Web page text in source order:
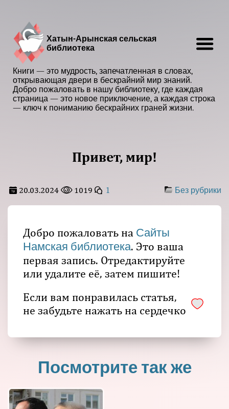
Хатын-Арынская сельская
библиотека
Книги — это мудрость, запечатленная в словах,
открывающая двери в бескрайний мир знаний.
Добро пожаловать в нашу библиотеку, где каждая
страница — это новое приключение, а каждая строка
— ключ к пониманию бескрайних граней жизни.
Привет, мир!
20.03.2024 1019 1 Без рубрики
Добро пожаловать на Сайты
Намская библиотека. Это ваша
первая запись. Отредактируйте
или удалите её, затем пишите!
Если вам понравилась статья,
не забудьте нажать на сердечко
Посмотрите так же